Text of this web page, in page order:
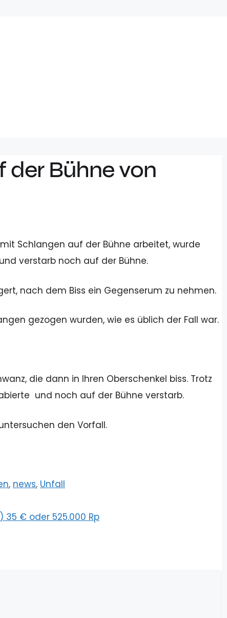
der Bühne von
Schlangen auf der Bühne arbeitet, wurde
verstarb noch auf der Bühne.
nach dem Biss ein Gegenserum zu nehmen.
gezogen wurden, wie es üblich der Fall war.
die dann in Ihren Oberschenkel biss. Trotz
und noch auf der Bühne verstarb.
den Vorfall.
, news, Unfall
€ oder 525.000 Rp